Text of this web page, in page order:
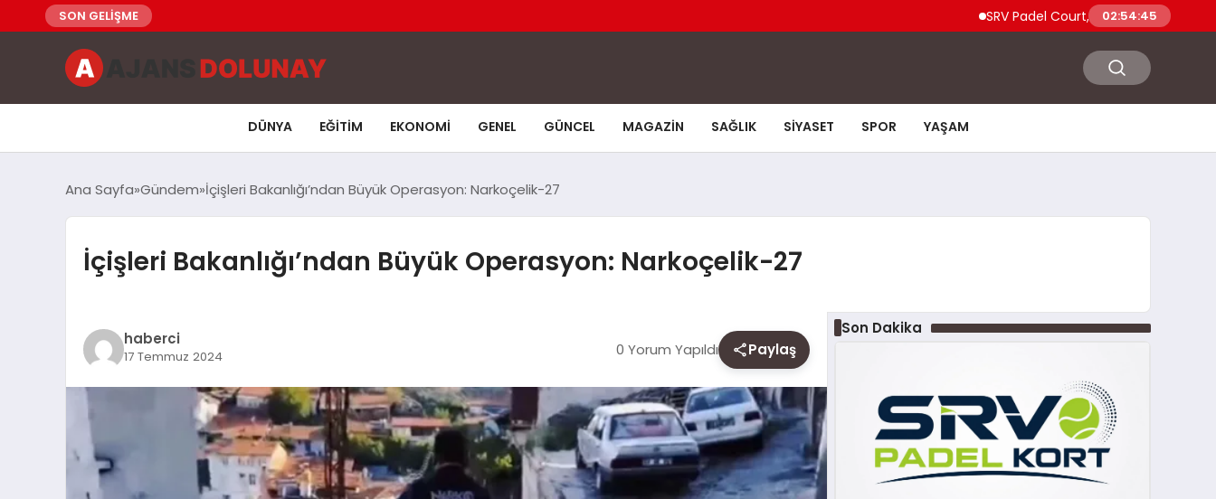
SON GELİŞME SRV Padel Court, Türkiye’de Padel
02:54:46
DÜNYA EĞITIM EKONOMI GENEL GÜNCEL MAGAZIN SAĞLIK SIYASET SPOR YAŞAM
Ana Sayfa Gündem İçişleri Bakanlığı’ndan Büyük Operasyon: Narkoçelik-27
İçişleri Bakanlığı’ndan Büyük Operasyon: Narkoçelik-27
haberci
17 Temmuz 2024 0 Yorum Yapıldı Paylaş
Son Dakika